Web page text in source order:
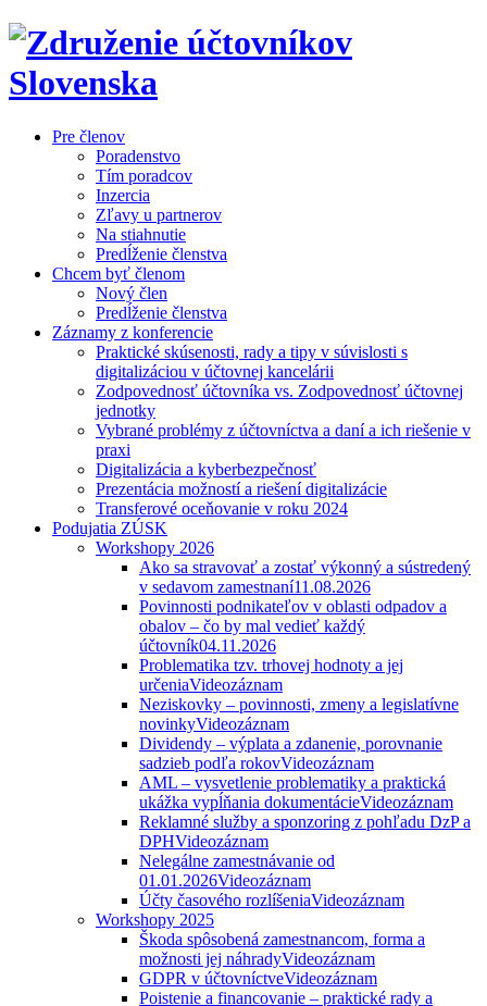
Pre členov
Poradenstvo
Tím poradcov
Inzercia
Zľavy u partnerov
Na stiahnutie
Predĺženie členstva
Chcem byť členom
Nový člen
Predĺženie členstva
Záznamy z konferencie
Praktické skúsenosti, rady a tipy v súvislosti s
digitalizáciou v účtovnej kancelárii
Zodpovednosť účtovníka vs. Zodpovednosť účtovnej
jednotky
Vybrané problémy z účtovníctva a daní a ich riešenie v
praxi
Digitalizácia a kyberbezpečnosť
Prezentácia možností a riešení digitalizácie
Transferové oceňovanie v roku 2024
Podujatia ZÚSK
Workshopy 2026
Ako sa stravovať a zostať výkonný a sústredený
v sedavom zamestnaní11.08.2026
Povinnosti podnikateľov v oblasti odpadov a
obalov – čo by mal vedieť každý
účtovník04.11.2026
Problematika tzv. trhovej hodnoty a jej
určeniaVideozáznam
Neziskovky – povinnosti, zmeny a legislatívne
novinkyVideozáznam
Dividendy – výplata a zdanenie, porovnanie
sadzieb podľa rokovVideozáznam
AML – vysvetlenie problematiky a praktická
ukážka vypĺňania dokumentácieVideozáznam
Reklamné služby a sponzoring z pohľadu DzP a
DPHVideozáznam
Nelegálne zamestnávanie od
01.01.2026Videozáznam
Účty časového rozlíšeniaVideozáznam
Workshopy 2025
Škoda spôsobená zamestnancom, forma a
možnosti jej náhradyVideozáznam
GDPR v účtovníctveVideozáznam
Poistenie a financovanie – praktické rady a